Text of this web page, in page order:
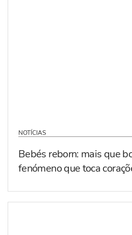
NOTÍCIAS
Bebés reborn: mais que
fenómeno que toca